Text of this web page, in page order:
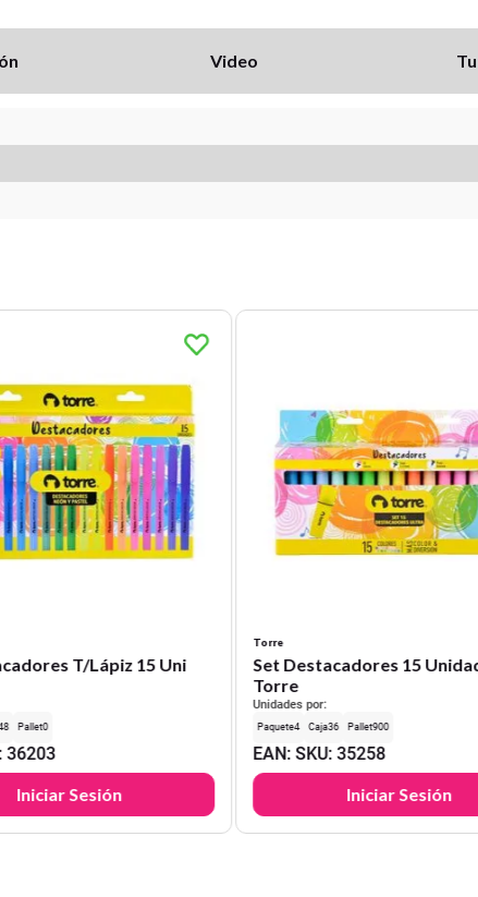
Video
T/Lápiz 15 Uni
0
36203
Iniciar Sesión
Torre
Set Destacadores 15
Torre
Unidades por:
4 36 900
EAN: SKU:35258
Iniciar Sesión